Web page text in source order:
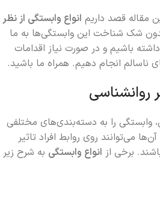
مقاله قصد داریم انواع وابستگی از نظر
شک شناخت این وابستگی‌ها به ما
باشیم و در صورت نیاز اقدامات
ناسالم انجام دهیم. همراه ما باشید.
روانشناسی
وابستگی را به دسته‌بندی‌های مختلفی
می‌توانند روی روابط افراد تاثیر
برخی از انواع وابستگی به شرح زیر